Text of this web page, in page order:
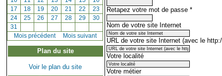
[17 [18 [19 [20] [21 [22 [23]
[24 [25 [26 [27 [28] [29] [30]
[31
[Mois précédent] Mois suivant
Plan du site
Voir le plan du site
Retapez votre mot de passe *
Nom de votre site Internet
URL de votre site Internet (avec le
Votre localité
Votre métier